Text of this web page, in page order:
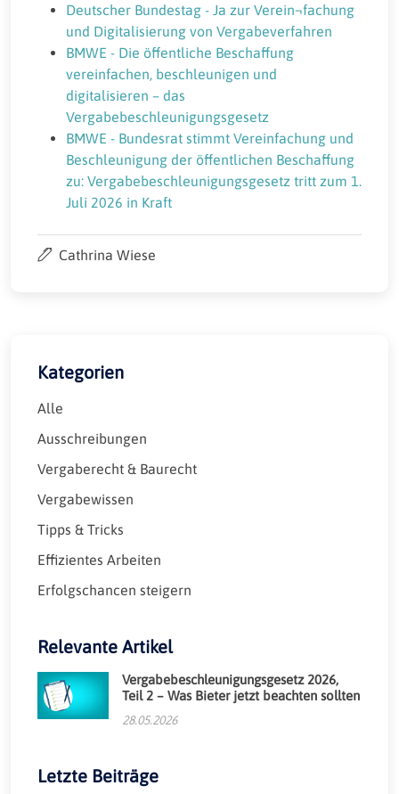
Deutscher Bundestag - Ja zur Verein¬fachung
und Digitalisierung von Vergabeverfahren
BMWE - Die öffentliche Beschaffung
vereinfachen, beschleunigen und
digitalisieren – das
Vergabebeschleunigungsgesetz
BMWE - Bundesrat stimmt Vereinfachung und
Beschleunigung der öffentlichen Beschaffung
zu: Vergabebeschleunigungsgesetz tritt zum 1.
Juli 2026 in Kraft
Cathrina Wiese
Kategorien
Alle
Ausschreibungen
Vergaberecht & Baurecht
Vergabewissen
Tipps & Tricks
Effizientes Arbeiten
Erfolgschancen steigern
Relevante Artikel
Vergabebeschleunigungsgesetz 2026,
Teil 2 – Was Bieter jetzt beachten sollten
28.05.2026
Letzte Beiträge